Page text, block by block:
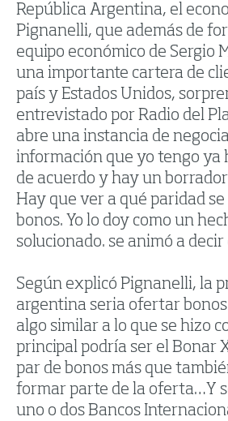
República Argentina, el
Pignanelli, que además de
equipo económico de Sergio
una importante cartera de
país y Estados Unidos,
entrevistado por Radio del
abre una instancia de
información que yo tengo ya
de acuerdo y hay un
Hay que ver a qué paridad
bonos. Yo lo doy como un
solucionado. se animó a
Según explicó Pignanelli, la
argentina seria ofertar
algo similar a lo que se hizo
principal podría ser el Bonar
par de bonos más que
formar parte de la oferta…Y
uno o dos Bancos